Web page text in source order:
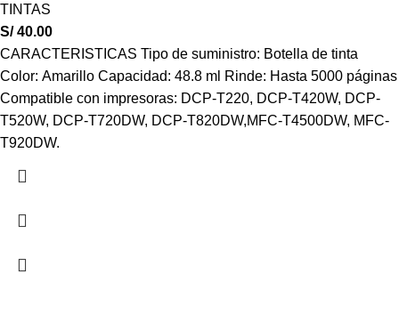
TINTAS
S/40.00
CARACTERISTICAS Tipo de suministro: Botella de tinta
Color: Amarillo Capacidad: 48.8 ml Rinde: Hasta 5000 páginas
Compatible con impresoras: DCP-T220, DCP-T420W, DCP-
T520W, DCP-T720DW, DCP-T820DW,MFC-T4500DW, MFC-
T920DW.